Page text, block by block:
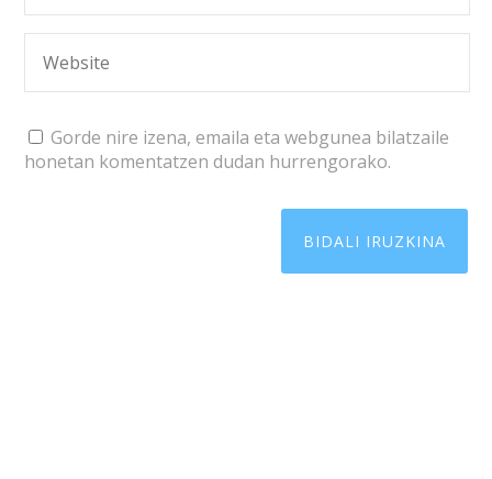
Gorde nire izena, emaila eta webgunea bilatzaile
honetan komentatzen dudan hurrengorako.